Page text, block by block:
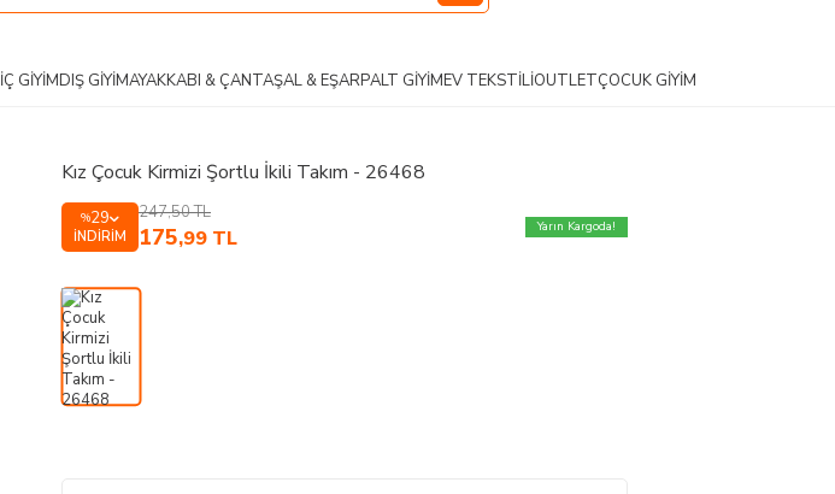
İÇ GIYIMDIŞ GIYIMAYAKKABI & ÇANTAŞAL & EŞARPALT GIYIMEV TEKSTILIOUTLETÇOCUK GIYIM
Kız Çocuk Kirmizi Şortlu İkili Takım - 26468
%29
İNDIRIM
247,50TL
175,99 TL Yarın Kargoda!